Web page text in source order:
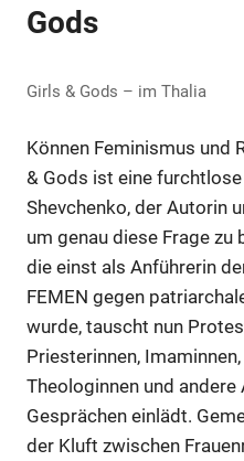
Gods
Girls & Gods – im Thalia
Können Feminismus und
& Gods ist eine
Shevchenko, der Autorin
um genau diese Frage zu
die einst als Anführerin
FEMEN gegen
wurde, tauscht nun
Priesterinnen,
Theologinnen und
Gesprächen einlädt.
der Kluft zwischen